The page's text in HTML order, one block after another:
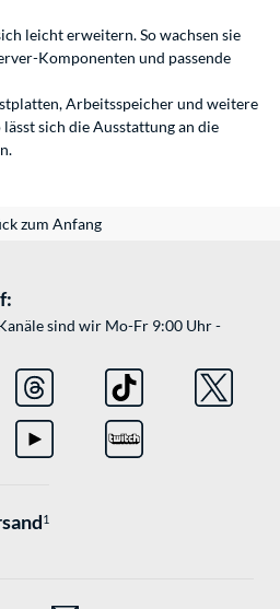
leicht erweitern. So wachsen sie
Komponenten und passende
Arbeitsspeicher und weitere
sich die Ausstattung an die
zum Anfang
sind wir Mo-Fr 9:00 Uhr -
1